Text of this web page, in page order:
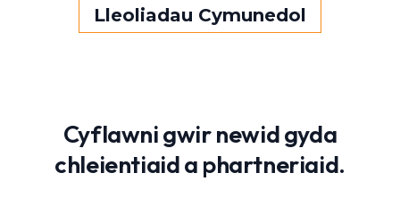
Lleoliadau Cymunedol
Cyflawni gwir newid gyda
chleientiaid a phartneriaid.